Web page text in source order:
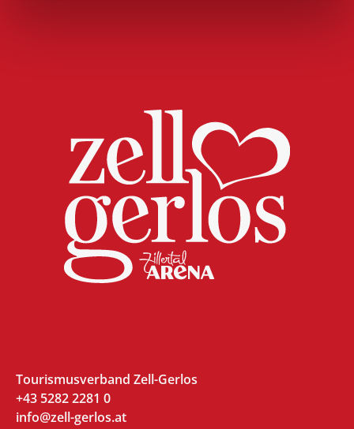
Tourismusverband Zell-Gerlos
+43 5282 2281 0
info@zell-gerlos.at